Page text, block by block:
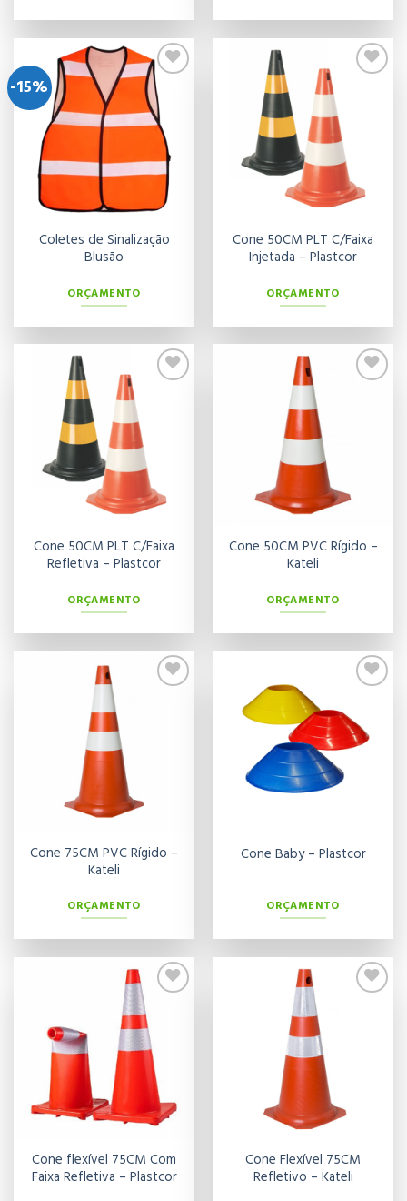
-15%
Adicionar
aos meus
desejos
Coletes de Sinalização
Blusão
ORÇAMENTO
Cone 50CM PLT C/Faixa
Injetada – Plastcor
ORÇAMENTO
Cone 50CM PLT C/Faixa
Refletiva – Plastcor
ORÇAMENTO
Cone 50CM PVC Rígido –
Kateli
ORÇAMENTO
Cone 75CM PVC Rígido –
Kateli
ORÇAMENTO
aos meus
desejos
Cone Baby – Plastcor
ORÇAMENTO
Adicionar
aos meus
desejos
Cone flexível 75CM Com
Faixa Refletiva – Plastcor
Cone Flexível 75CM
Refletivo – Kateli